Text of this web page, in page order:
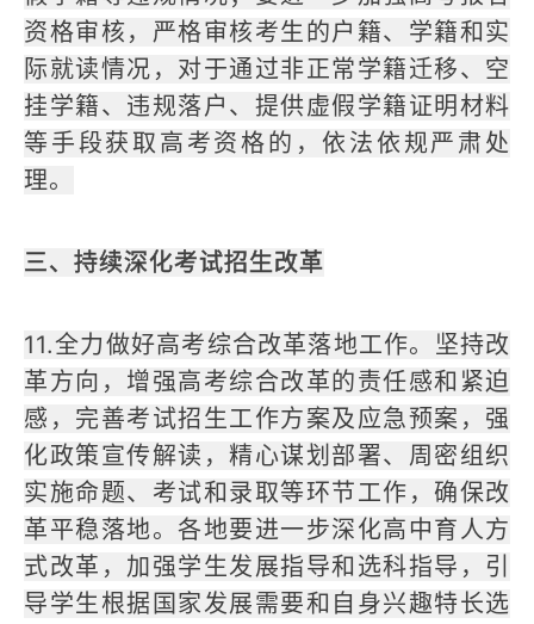
资格审核，严格审核考生的户籍、学籍和实
际就读情况，对于通过非正常学籍迁移、空
挂学籍、违规落户、提供虚假学籍证明材料
等手段获取高考资格的，依法依规严肃处
理。
三、持续深化考试招生改革
11.全力做好高考综合改革落地工作。坚持改
革方向，增强高考综合改革的责任感和紧迫
感，完善考试招生工作方案及应急预案，强
化政策宣传解读，精心谋划部署、周密组织
实施命题、考试和录取等环节工作，确保改
革平稳落地。各地要进一步深化高中育人方
式改革，加强学生发展指导和选科指导，引
导学生根据国家发展需要和自身兴趣特长选